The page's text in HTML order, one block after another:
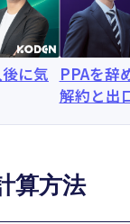
に気
PPAを辞
解約と出
算方法